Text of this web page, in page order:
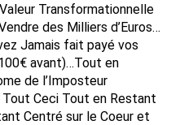
Transformationnelle
des Milliers d’Euros…
Jamais fait payé vos
avant)…Tout en
de l’Imposteur
Ceci Tout en Restant
Centré sur le Coeur et